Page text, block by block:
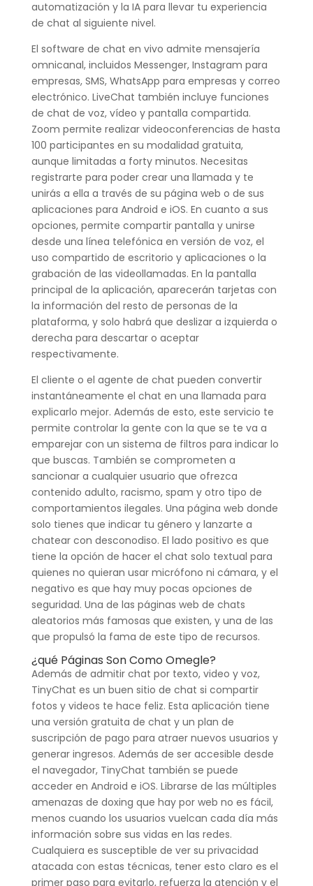
automatización y la IA para llevar tu experiencia
de chat al siguiente nivel.
El software de chat en vivo admite mensajería
omnicanal, incluidos Messenger, Instagram para
empresas, SMS, WhatsApp para empresas y correo
electrónico. LiveChat también incluye funciones
de chat de voz, vídeo y pantalla compartida.
Zoom permite realizar videoconferencias de hasta
100 participantes en su modalidad gratuita,
aunque limitadas a forty minutos. Necesitas
registrarte para poder crear una llamada y te
unirás a ella a través de su página web o de sus
aplicaciones para Android e iOS. En cuanto a sus
opciones, permite compartir pantalla y unirse
desde una línea telefónica en versión de voz, el
uso compartido de escritorio y aplicaciones o la
grabación de las videollamadas. En la pantalla
principal de la aplicación, aparecerán tarjetas con
la información del resto de personas de la
plataforma, y solo habrá que deslizar a izquierda o
derecha para descartar o aceptar
respectivamente.
El cliente o el agente de chat pueden convertir
instantáneamente el chat en una llamada para
explicarlo mejor. Además de esto, este servicio te
permite controlar la gente con la que se te va a
emparejar con un sistema de filtros para indicar lo
que buscas. También se comprometen a
sancionar a cualquier usuario que ofrezca
contenido adulto, racismo, spam y otro tipo de
comportamientos ilegales. Una página web donde
solo tienes que indicar tu género y lanzarte a
chatear con desconodiso. El lado positivo es que
tiene la opción de hacer el chat solo textual para
quienes no quieran usar micrófono ni cámara, y el
negativo es que hay muy pocas opciones de
seguridad. Una de las páginas web de chats
aleatorios más famosas que existen, y una de las
que propulsó la fama de este tipo de recursos.
¿qué Páginas Son Como Omegle?
Además de admitir chat por texto, video y voz,
TinyChat es un buen sitio de chat si compartir
fotos y videos te hace feliz. Esta aplicación tiene
una versión gratuita de chat y un plan de
suscripción de pago para atraer nuevos usuarios y
generar ingresos. Además de ser accesible desde
el navegador, TinyChat también se puede
acceder en Android e iOS. Librarse de las múltiples
amenazas de doxing que hay por web no es fácil,
menos cuando los usuarios vuelcan cada día más
información sobre sus vidas en las redes.
Cualquiera es susceptible de ver su privacidad
atacada con estas técnicas, tener esto claro es el
primer paso para evitarlo, refuerza la atención y el